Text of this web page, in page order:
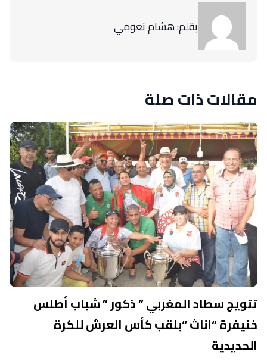
بقلم: هشام نعومي
مقالات ذات صلة
تتويج سطاد المغربي ” ذكور ” شباب أطلس
خنيفرة “اناث “بلقب كأس العرش للكرة
الحديدية